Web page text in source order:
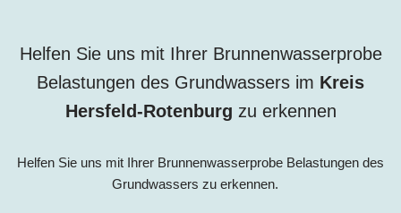
Helfen Sie uns mit Ihrer Brunnenwasserprobe
Belastungen des Grundwassers im Kreis
Hersfeld-Rotenburg zu erkennen
Helfen Sie uns mit Ihrer Brunnenwasserprobe Belastungen des
Grundwassers zu erkennen.